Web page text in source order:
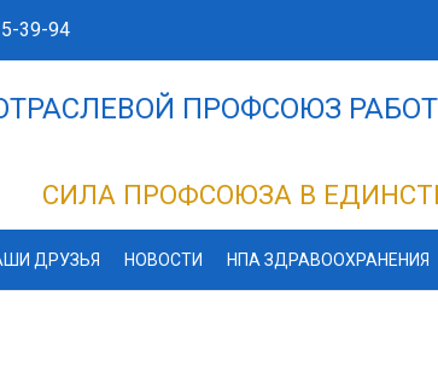
39-94
ПРОФСОЮЗ
СИЛА ПРОФСОЮЗА В
ДРУЗЬЯ НОВОСТИ НПА ЗДРАВООХРАНЕНИЯ